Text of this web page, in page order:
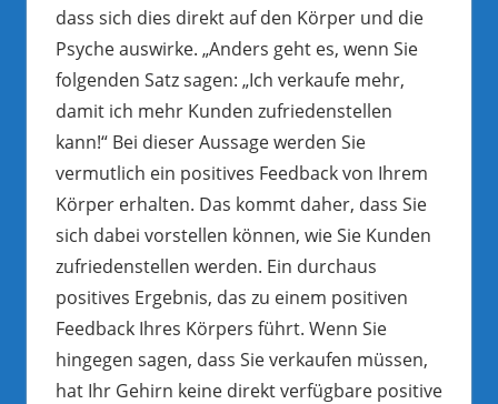
dass sich dies direkt auf den Körper und die
Psyche auswirke. „Anders geht es, wenn Sie
folgenden Satz sagen: „Ich verkaufe mehr,
damit ich mehr Kunden zufriedenstellen
kann!“ Bei dieser Aussage werden Sie
vermutlich ein positives Feedback von Ihrem
Körper erhalten. Das kommt daher, dass Sie
sich dabei vorstellen können, wie Sie Kunden
zufriedenstellen werden. Ein durchaus
positives Ergebnis, das zu einem positiven
Feedback Ihres Körpers führt. Wenn Sie
hingegen sagen, dass Sie verkaufen müssen,
hat Ihr Gehirn keine direkt verfügbare positive